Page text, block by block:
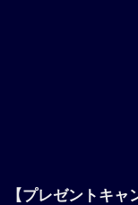
【プレゼントキャ